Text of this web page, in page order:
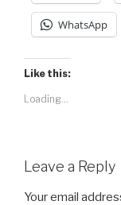
WhatsApp
Like this:
Loading...
Leave a Reply
Your email